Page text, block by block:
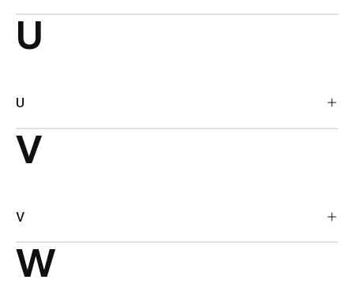
U
U
V
V
W